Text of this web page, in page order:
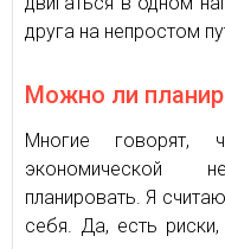
друга на непростом
Можно ли
Многие
экономической
планировать. Я
себя. Да, есть